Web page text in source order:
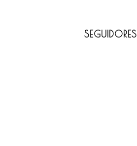
SEGUIDORES